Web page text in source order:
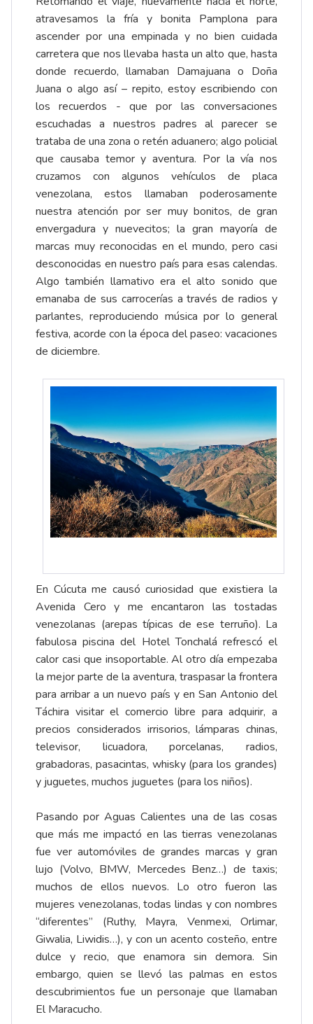
atravesamos la fría y bonita Pamplona para
ascender por una empinada y no bien cuidada
carretera que nos llevaba hasta un alto que, hasta
donde recuerdo, llamaban Damajuana o Doña
Juana o algo así – repito, estoy escribiendo con
los recuerdos - que por las conversaciones
escuchadas a nuestros padres al parecer se
trataba de una zona o retén aduanero; algo policial
que causaba temor y aventura. Por la vía nos
cruzamos con algunos vehículos de placa
venezolana, estos llamaban poderosamente
nuestra atención por ser muy bonitos, de gran
envergadura y nuevecitos; la gran mayoría de
marcas muy reconocidas en el mundo, pero casi
desconocidas en nuestro país para esas calendas.
Algo también llamativo era el alto sonido que
emanaba de sus carrocerías a través de radios y
parlantes, reproduciendo música por lo general
festiva, acorde con la época del paseo: vacaciones
de diciembre.
En Cúcuta me causó curiosidad que existiera la
Avenida Cero y me encantaron las tostadas
venezolanas (arepas típicas de ese terruño). La
fabulosa piscina del Hotel Tonchalá refrescó el
calor casi que insoportable. Al otro día empezaba
la mejor parte de la aventura, traspasar la frontera
para arribar a un nuevo país y en San Antonio del
Táchira visitar el comercio libre para adquirir, a
precios considerados irrisorios, lámparas chinas,
televisor, licuadora, porcelanas, radios,
grabadoras, pasacintas, whisky (para los grandes)
y juguetes, muchos juguetes (para los niños).
Pasando por Aguas Calientes una de las cosas
que más me impactó en las tierras venezolanas
fue ver automóviles de grandes marcas y gran
lujo (Volvo, BMW, Mercedes Benz…) de taxis;
muchos de ellos nuevos. Lo otro fueron las
mujeres venezolanas, todas lindas y con nombres
“diferentes” (Ruthy, Mayra, Venmexi, Orlimar,
Giwalia, Liwidis…), y con un acento costeño, entre
dulce y recio, que enamora sin demora. Sin
embargo, quien se llevó las palmas en estos
descubrimientos fue un personaje que llamaban
El Maracucho.